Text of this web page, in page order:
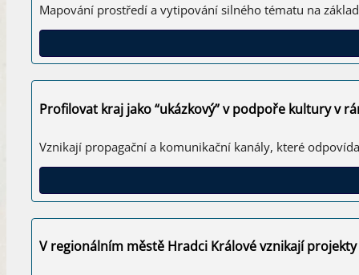
Mapování prostředí a vytipování silného tématu na
Profilovat kraj jako “ukázkový” v podpoře kultury v
Vznikají propagační a komunikační kanály, které
V regionálním městě Hradci Králové vznikají